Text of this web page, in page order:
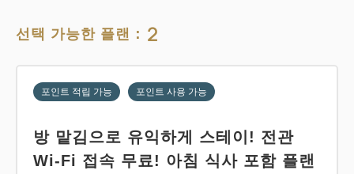
선택 가능한 플랜： 2
포인트 적립 가능 포인트 사용 가능
방 맡김으로 유익하게 스테이! 전관
Wi-Fi 접속 무료! 아침 식사 포함 플랜